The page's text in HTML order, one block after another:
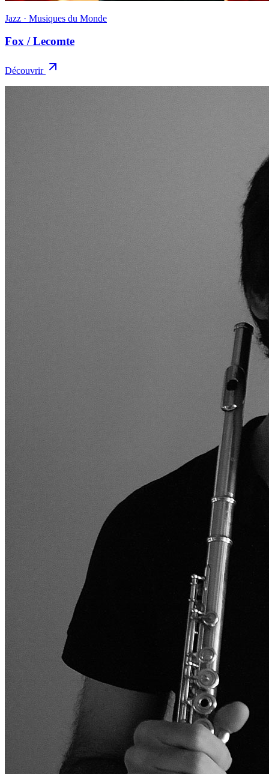
Jazz · Musiques du Monde
Fox / Lecomte
Découvrir